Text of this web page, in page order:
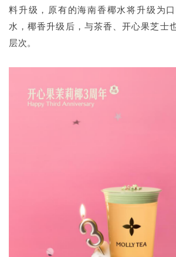
料升级，原有的海南香椰水将升级为
水，椰香升级后，与茶香、开心果芝士
层次。